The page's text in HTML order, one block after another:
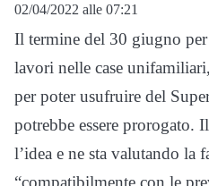
02/04/2022 alle 07:21
Il termine del 30 giugno
lavori nelle case
per poter usufruire del
potrebbe essere prorogato.
l’idea e ne sta valutando la
“compatibilmente con le